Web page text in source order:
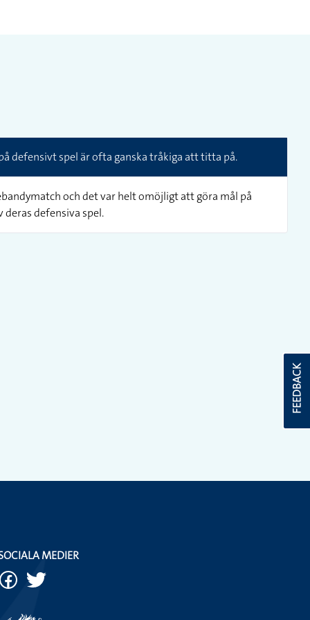
defensivt spel är ofta ganska tråkiga att titta på.
och det var helt omöjligt att göra mål på
defensiva spel.
FEEDBACK
MEDIER